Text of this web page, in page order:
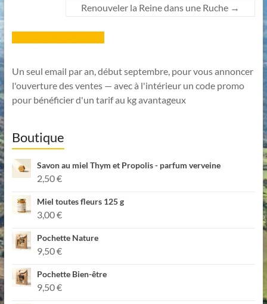
Renouveler la Reine dans une Ruche →
Un seul email par an, début septembre, pour vous annoncer
l'ouverture des ventes — avec à l'intérieur un code promo
pour bénéficier d'un tarif au kg avantageux
Boutique
Savon au miel Thym et Propolis - parfum verveine
2,50€
Miel toutes fleurs 125 g
3,00€
Pochette Nature
9,50€
Pochette Bien-être
9,50€